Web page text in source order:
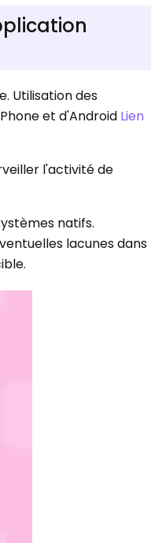
Utilisation des
et d'Android Lien
l'activité de
natifs.
lacunes dans